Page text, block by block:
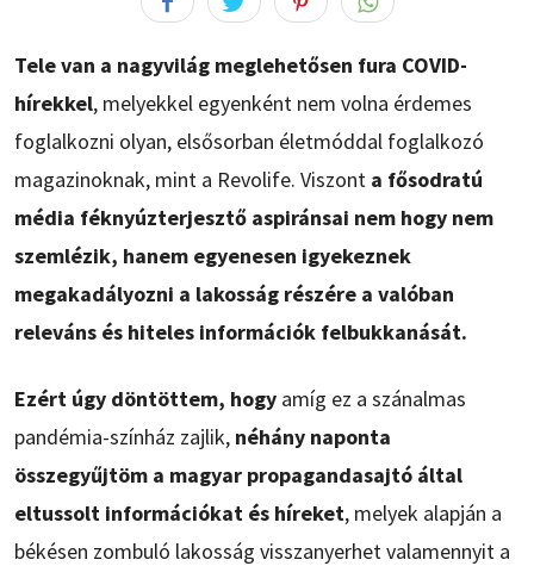
Tele van a nagyvilág meglehetősen fura COVID-
hírekkel, melyekkel egyenként nem volna érdemes
foglalkozni olyan, elsősorban életmóddal foglalkozó
magazinoknak, mint a Revolife. Viszont a fősodratú
média féknyúzterjesztő aspiránsai nem hogy nem
szemlézik, hanem egyenesen igyekeznek
megakadályozni a lakosság részére a valóban
releváns és hiteles információk felbukkanását.
Ezért úgy döntöttem, hogy amíg ez a szánalmas
pandémia-színház zajlik, néhány naponta
összegyűjtöm a magyar propagandasajtó által
eltussolt információkat és híreket, melyek alapján a
békésen zombuló lakosság visszanyerhet valamennyit a